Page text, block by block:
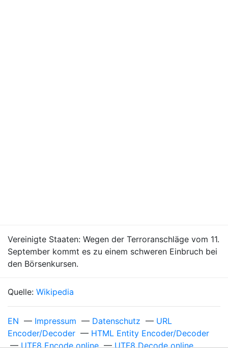
Vereinigte Staaten: Wegen der Terroranschläge vom 11.
September kommt es zu einem schweren Einbruch bei
den Börsenkursen.
Quelle: Wikipedia
EN — Impressum — Datenschutz — URL
Encoder/Decoder — HTML Entity Encoder/Decoder
—UTF8 Encode online—UTF8 Decode online